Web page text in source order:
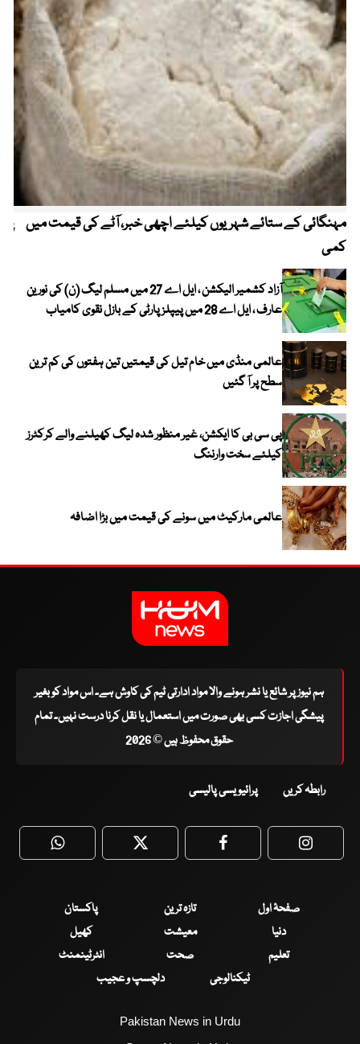
مہنگائی کے ستائے شہریوں کیلئے اچھی خبر، آٹے کی قیمت میں
کمی
آزاد کشمیر الیکشن ، ایل اے 27 میں مسلم لیگ (ن) کی نورین
عارف ، ایل اے 28 میں پیپلز پارٹی کے بازل نقوی کامیاب
عالمی منڈی میں خام تیل کی قیمتیں تین ہفتوں کی کم ترین
سطح پر آ گئیں
پی سی بی کا ایکشن، غیر منظور شدہ لیگ کھیلنے والے کرکٹرز
کیلئے سخت وارننگ
عالمی مارکیٹ میں سونے کی قیمت میں بڑا اضافہ
ہم نیوز پر شائع یا نشر ہونے والا مواد ادارتی ٹیم کی کاوش ہے۔ اس مواد کو بغیر
پیشگی اجازت کسی بھی صورت میں استعمال یا نقل کرنا درست نہیں۔ تمام
حقوق محفوظ ہیں © 2026
رابطہ کریں پرائیویسی پالیسی
WhatsApp Twitter Facebook
صفحۂ اول تازہ ترین
پاکستان
دنیا
معیشت
کھیل
تعلیم
صحت
انٹرٹینمنٹ
ٹیکنالوجی
دلچسپ و عجیب
Pakistan News in Urdu